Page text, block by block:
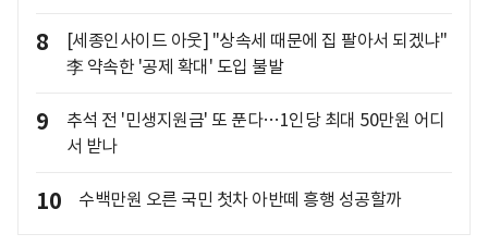
8
[세종인사이드 아웃] "상속세 때문에 집 팔아서 되겠냐"
李 약속한 '공제 확대' 도입 불발
9
추석 전 '민생지원금' 또 푼다…1인당 최대 50만원 어디
서 받나
10 수백만원 오른 국민 첫차 아반떼 흥행 성공할까